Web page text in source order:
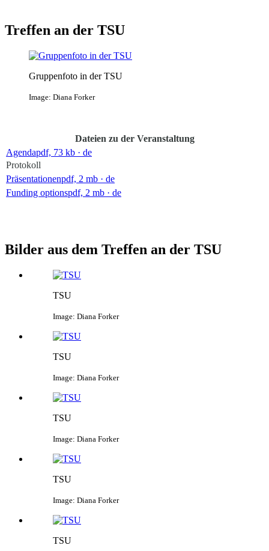
Treffen an der TSU
Gruppenfoto in der TSU
Image: Diana Forker
Dateien zu der Veranstaltung
Agendapdf, 73 kb · de
Protokoll
Präsentationenpdf, 2 mb · de
Funding optionspdf, 2 mb · de
Bilder aus dem Treffen an der TSU
TSU
Image: Diana Forker
TSU
Image: Diana Forker
TSU
Image: Diana Forker
TSU
Image: Diana Forker
TSU